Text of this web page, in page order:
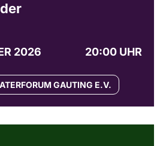
2026
20:00 UHR
GAUTING E.V.